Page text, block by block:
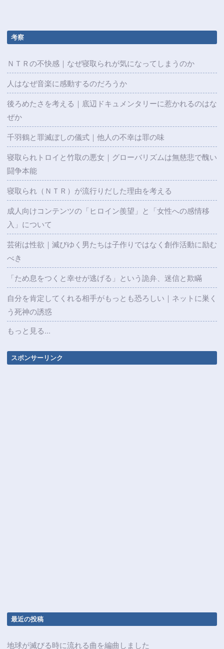
考察
ＮＴＲの不快感｜なぜ寝取られが気になってしまうのか
人はなぜ音楽に感動するのだろうか
後ろめたさを考える｜底辺ドキュメンタリーに惹かれるのはな
ぜか
千羽鶴と罪滅ぼしの儀式｜他人の不幸は罪の味
寝取られトロイと竹取の悪女｜グローバリズムは無慈悲で醜い
闘争本能
寝取られ（ＮＴＲ）が流行りだした理由を考える
成人向けコンテンツの「ヒロイン羨望」と「女性への感情移
入」について
芸術は性欲｜滅びゆく男たちは子作りではなく創作活動に励む
べき
「ため息をつくと幸せが逃げる」という詭弁、迷信と欺瞞
自分を肯定してくれる相手がもっとも恐ろしい｜ネットに巣く
う死神の誘惑
もっと見る...
スポンサーリンク
最近の投稿
地球が滅びる時に流れる曲を編曲しました